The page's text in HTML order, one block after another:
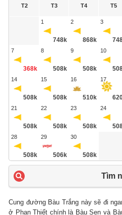
T2 T3 T4 T5
1
748k
2
868k
3
7
368k
8
508k
9
508k
10
14
508k
15
508k
16
510k
17
21
508k
22
508k
23
508k
24
28
508k
29
506k
30
508k
Tìm
Cung đường Bàu Trắng này sẽ đi
ở Phan Thiết chính là Bàu Sen và